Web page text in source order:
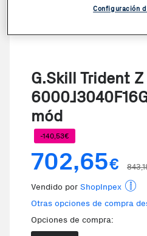
G.Skill Trident Z
mód
-140,53€
702,65€
Vendido por ShopInpex
Otras opciones de compra
Opciones de compra:
Configuración